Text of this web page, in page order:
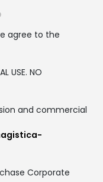
agree to the
USE. NO
and commercial
Corporate